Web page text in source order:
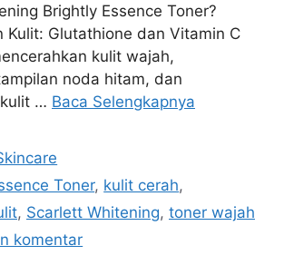
Brightly Essence Toner?
Kulit: Glutathione dan Vitamin C
kulit wajah,
noda hitam, dan
… Baca Selengkapnya
Toner, kulit cerah,
, Scarlett Whitening, toner wajah
komentar